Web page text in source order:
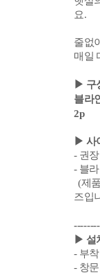
요.
줄없
매일
▶ 구
블라
2p
▶ 사
- 권
- 블
(제
즈입
▶ 설
- 부
- 창